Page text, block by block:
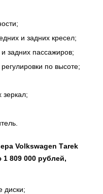
и задних кресел;
задних пассажиров;
по высоте;
зеркал;
Volkswagen Tаrek
809 000 рублей,
диски;